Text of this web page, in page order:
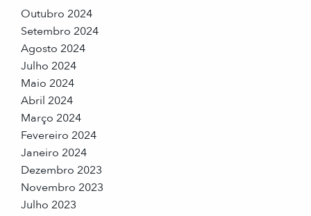
Outubro 2024
Setembro 2024
Agosto 2024
Julho 2024
Maio 2024
Abril 2024
Março 2024
Fevereiro 2024
Janeiro 2024
Dezembro 2023
Novembro 2023
Julho 2023